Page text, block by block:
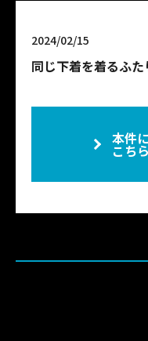
2024/02/15
同じ下着を着るふ
本件
こち